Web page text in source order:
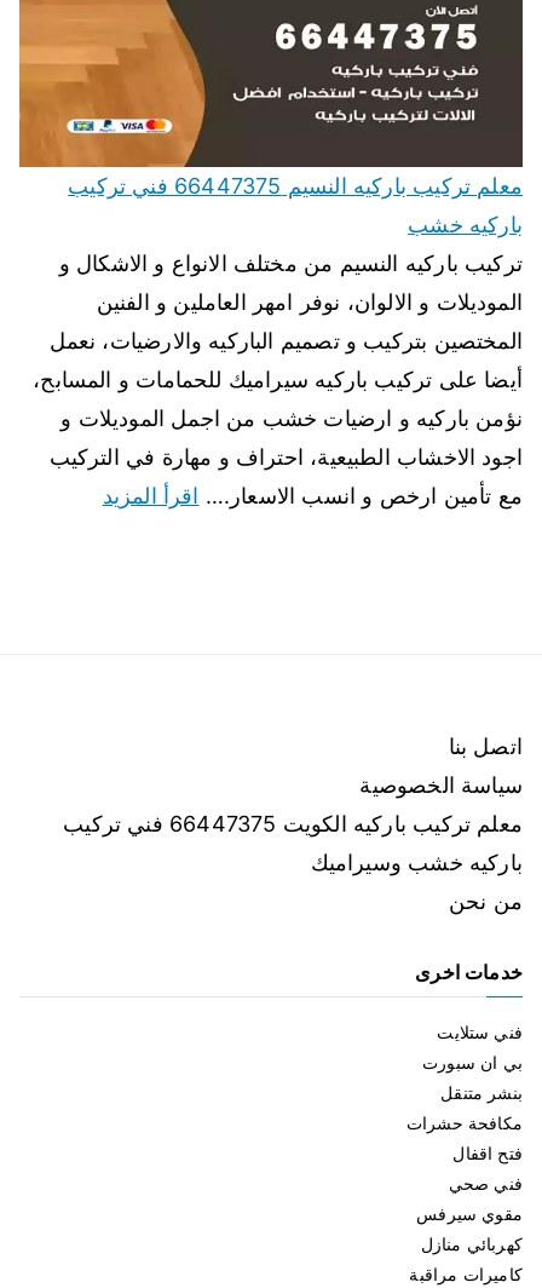
معلم تركيب باركيه النسيم 66447375 فني تركيب
باركيه خشب
تركيب باركيه النسيم من مختلف الانواع و الاشكال و
الموديلات و الالوان، نوفر امهر العاملين و الفنين
المختصين بتركيب و تصميم الباركيه والارضيات، نعمل
أيضا على تركيب باركيه سيراميك للحمامات و المسابح،
نؤمن باركيه و ارضيات خشب من اجمل الموديلات و
اجود الاخشاب الطبيعية، احتراف و مهارة في التركيب
مع تأمين ارخص و انسب الاسعار.… اقرأ المزيد
اتصل بنا
سياسة الخصوصية
معلم تركيب باركيه الكويت 66447375 فني تركيب
باركيه خشب وسيراميك
من نحن
خدمات اخرى
فني ستلايت
بي ان سبورت
بنشر متنقل
مكافحة حشرات
فتح اقفال
فني صحي
مقوي سيرفس
كهربائي منازل
كاميرات مراقبة